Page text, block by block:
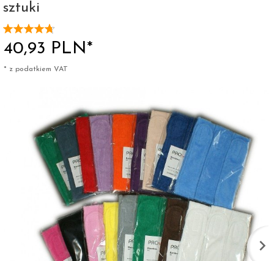
sztuki
40,93 PLN*
* z podatkiem VAT